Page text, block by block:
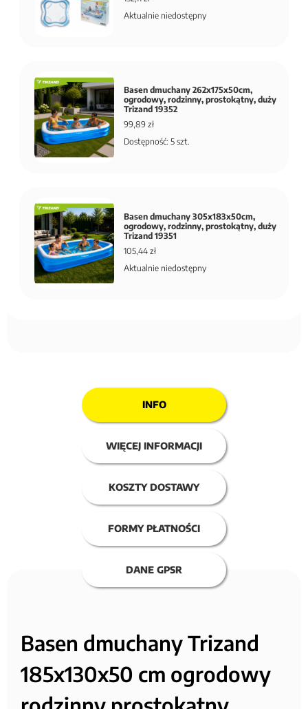
Aktualnie niedostępny
Basen dmuchany 262x175x50cm,
ogrodowy, rodzinny, prostokątny, duży
Trizand 19352
99,89 zł
Dostępność: 5 szt.
Basen dmuchany 305x183x50cm,
ogrodowy, rodzinny, prostokątny, duży
Trizand 19351
105,44 zł
Aktualnie niedostępny
INFO
WIĘCEJ INFORMACJI
KOSZTY DOSTAWY
FORMY PŁATNOŚCI
DANE GPSR
Basen dmuchany Trizand
185x130x50 cm ogrodowy